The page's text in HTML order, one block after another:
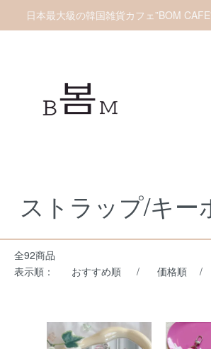
日本最大級の韓国雑貨カフェ”BOM
ストラップ/キー
全92商品
表示順：
おすすめ順 / 価格順 /